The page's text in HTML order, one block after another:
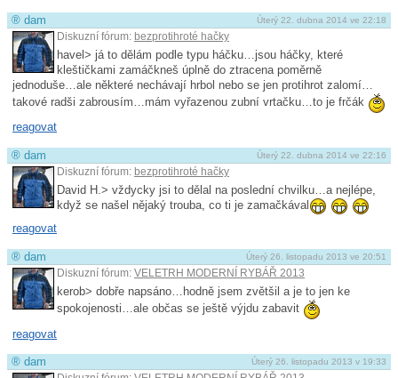
Úterý 22. dubna 2014 ve 22:18
® dam
Diskuzní fórum: bezprotihroté hačky
havel> já to dělám podle typu háčku…jsou háčky, které
kleštičkami zamáčkneš úplně do ztracena poměrně
jednoduše…ale některé nechávají hrbol nebo se jen protihrot zalomí…
takové radši zabrousím…mám vyřazenou zubní vrtačku…to je frčák
reagovat
Úterý 22. dubna 2014 ve 22:16
® dam
Diskuzní fórum: bezprotihroté hačky
David H.> vždycky jsi to dělal na poslední chvilku…a nejlépe,
když se našel nějaký trouba, co ti je zamačkával
reagovat
Úterý 26. listopadu 2013 ve 20:51
® dam
Diskuzní fórum: VELETRH MODERNÍ RYBÁŘ 2013
kerob> dobře napsáno…hodně jsem zvětšil a je to jen ke
spokojenosti…ale občas se ještě výjdu zabavit
reagovat
Úterý 26. listopadu 2013 v 19:33
® dam